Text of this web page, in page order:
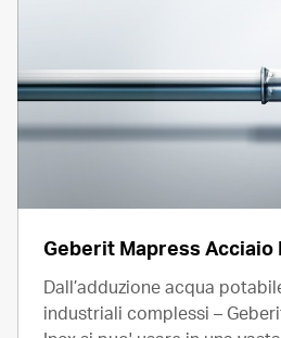
Geberit Mapress Acciaio
Dall’adduzione acqua
industriali complessi –